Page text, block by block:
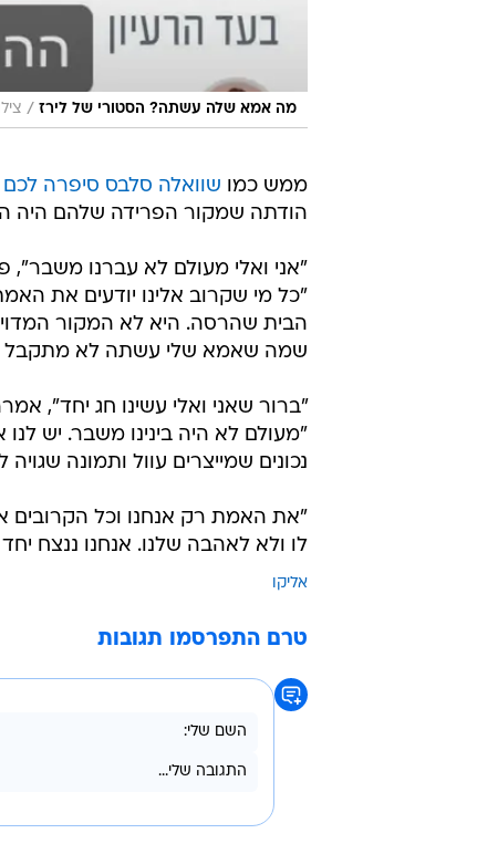
מה אמא שלה עשתה? הסטורי של לירז /
ממש כמו שוואלה סלבס סיפרה
הודתה שמקור הפרידה שלהם היה
"אני ואלי מעולם לא עברנו
"כל מי שקרוב אלינו יודעים את
הבית שהרסה. היא לא המקור
שמה שאמא שלי עשתה לא מתקבל
"ברור שאני ואלי עשינו חג יחד",
"מעולם לא היה בינינו משבר. יש
נכונים שמייצרים עוול ותמונה
"את האמת רק אנחנו וכל הקרובים
לו ולא לאהבה שלנו. אנחנו ננצח יחד
אליקו
טרם התפרסמו תגובות